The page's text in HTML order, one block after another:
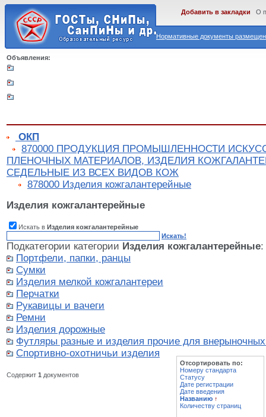
Нормативные документы
Добавить в закладки О
Объявления:
ОКП
870000 ПРОДУКЦИЯ ПРОМЫШЛЕННОСТИ
ПЛЕНОЧНЫХ МАТЕРИАЛОВ, ИЗДЕЛИЯ
СЕДЕЛЬНЫЕ ИЗ ВСЕХ ВИДОВ КОЖ
878000 Изделия кожгалантерейные
Изделия кожгалантерейные
Искать в Изделия кожгалантерейные
Искать!
Подкатегории категории Изделия кожгалантерейные:
Портфели, папки, ранцы
Сумки
Изделия мелкой кожгалантереи
Перчатки
Рукавицы и вачеги
Ремни
Изделия дорожные
Футляры разные и изделия прочие для
Спортивно-охотничьи изделия
Содержит 1 документов
Отсортировать по:
Номеру стандарта
Статусу
Дате регистрации
Дате введения
Названию ↑
Количеству страниц